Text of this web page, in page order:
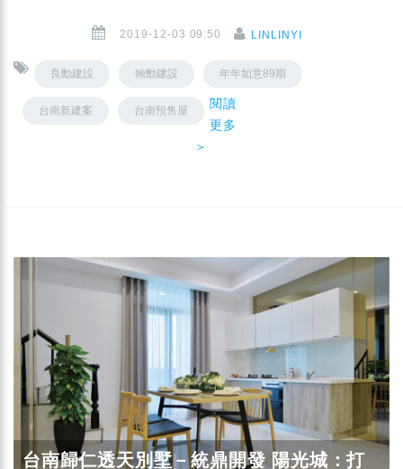
2019-12-03 09:50 LINLINYI
良勳建設 翰勳建設 年年如意89期
台南新建案 台南預售屋
閱讀
更多
＞
台南歸仁透天別墅－統鼎開發 陽光城：打